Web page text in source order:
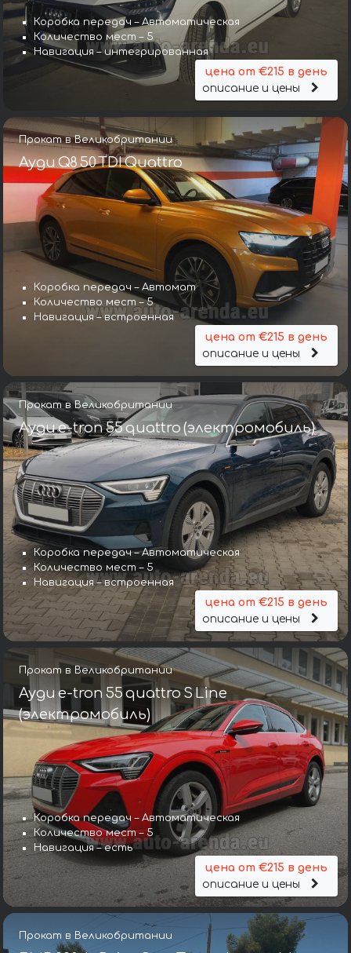
Коробка передач – Автоматическая
Количество мест – 5
Навигация – интегрированная
цена от €215 в день
описание и цены
Прокат в Великобритании
Ауди Q8 50 TDI Quattro
Коробка передач – Автомат
Количество мест – 5
Навигация – встроенная
цена от €215 в день
описание и цены
Прокат в Великобритании
Ауди e-tron 55 quattro (электромобиль)
Коробка передач – Автоматическая
Количество мест – 5
Навигация – встроенная
цена от €215 в день
описание и цены
Прокат в Великобритании
Ауди e-tron 55 quattro S Line
(электромобиль)
Коробка передач – Автоматическая
Количество мест – 5
Навигация – есть
цена от €215 в день
описание и цены
Прокат в Великобритании